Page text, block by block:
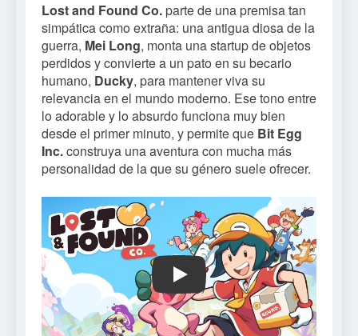
Lost and Found Co. parte de una premisa tan
simpática como extraña: una antigua diosa de la
guerra, Mei Long, monta una startup de objetos
perdidos y convierte a un pato en su becario
humano, Ducky, para mantener viva su
relevancia en el mundo moderno. Ese tono entre
lo adorable y lo absurdo funciona muy bien
desde el primer minuto, y permite que Bit Egg
Inc.construya una aventura con mucha más
personalidad de la que su género suele ofrecer.
Play